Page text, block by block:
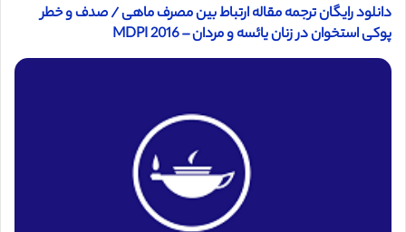
دانلود رایگان ترجمه مقاله ارتباط بین مصرف ماهی / صدف و خطر
پوکی استخوان در زنان یائسه و مردان – MDPI 2016